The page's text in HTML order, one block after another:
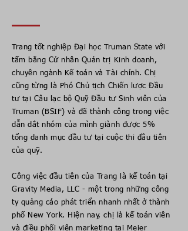
Trang tốt nghiệp Đại học Truman State với
tấm bằng Cử nhân Quản trị Kinh doanh,
chuyên ngành Kế toán và Tài chính. Chị
cũng từng là Phó Chủ tịch Chiến lược Đầu
tư tại Câu lạc bộ Quỹ Đầu tư Sinh viên của
Truman (BSIF) và đã thành công trong việc
dẫn dắt nhóm của mình giành được 5%
tổng danh mục đầu tư tại cuộc thi đầu tiên
của quỹ.
Công việc đầu tiên của Trang là kế toán tại
Gravity Media, LLC - một trong những công
ty quảng cáo phát triển nhanh nhất ở thành
phố New York. Hiện nay, chị là kế toán viên
và điều phối viên marketing tại Meier